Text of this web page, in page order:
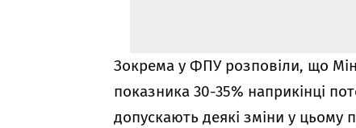
Зокрема у ФПУ розповіли, що
показника 30-35% наприкінці
допускають деякі зміни у цьому